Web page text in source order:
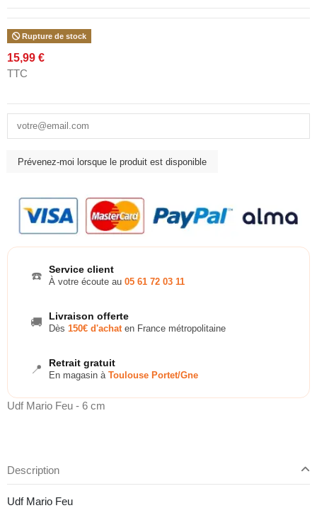
Rupture de stock
15,99 €
TTC
☎️ Service client
À votre écoute au 05 61 72 03 11
🚚 Livraison offerte
Dès 150€ d'achaten France métropolitaine
📍 Retrait gratuit
En magasin à Toulouse Portet/Gne
Udf Mario Feu - 6 cm
Description
Udf Mario Feu